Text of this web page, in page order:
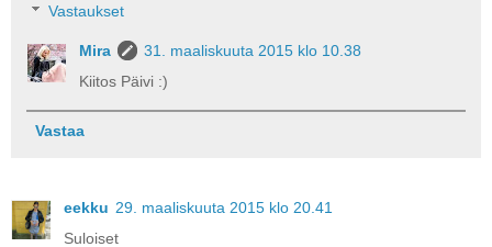
Vastaukset
Mira
31. maaliskuuta 2015 klo 10.38
Kiitos Päivi :)
Vastaa
eekku 29. maaliskuuta 2015 klo 20.41
Suloiset